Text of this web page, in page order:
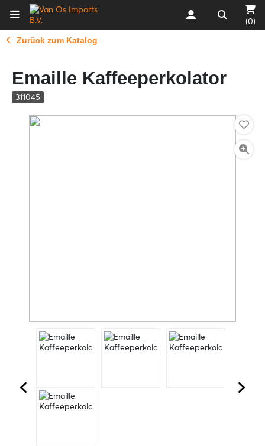
(0)
Zurück zum Katalog
Emaille Kaffeeperkolator
311045